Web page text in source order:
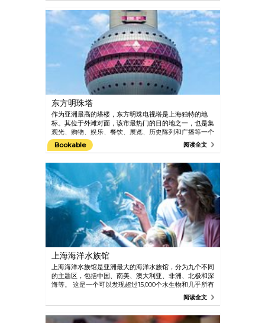
东方明珠塔
作为亚洲最高的塔楼，东方明珠电视塔是上海独特的地
标。其位于外滩对面，该市最热门的目的地之一，也是集
观光、购物、娱乐、餐饮、展览、历史陈列和广播等一个
综合旅游景点。在这里，您将在距离地面263米的观光层
上欣赏上海迷人的风景。
Bookable 阅读全文
上海海洋水族馆
上海海洋水族馆是亚洲最大的海洋水族馆，分为九个不同
的主题区，包括中国、南美、澳大利亚、非洲、北极和深
海等。 这是一个可以发现超过15,000个水生物和几乎所有
在亚洲可以找到的海洋物种的地方。 不要错过水下隧
阅读全文